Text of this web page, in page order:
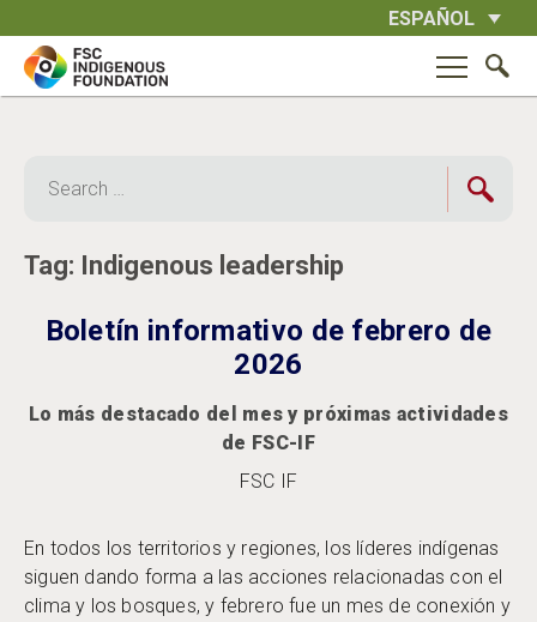
to
content
ESPAÑOL
for:
Tag: Indigenous leadership
Boletín informativo de febrero de
2026
Lo más destacado del mes y próximas actividades
de FSC-IF
FSC IF
En todos los territorios y regiones, los líderes indígenas
siguen dando forma a las acciones relacionadas con el
clima y los bosques, y febrero fue un mes de conexión y